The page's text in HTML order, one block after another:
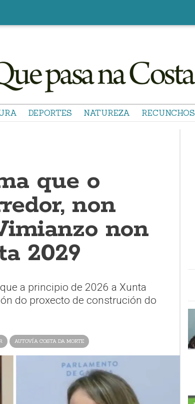
DEPORTES NATUREZA RECUNCHOS
que o
non
non
2029
a principio de 2026 a Xunta
do proxecto de construción do
AUTOVÍA COSTA DA MORTE